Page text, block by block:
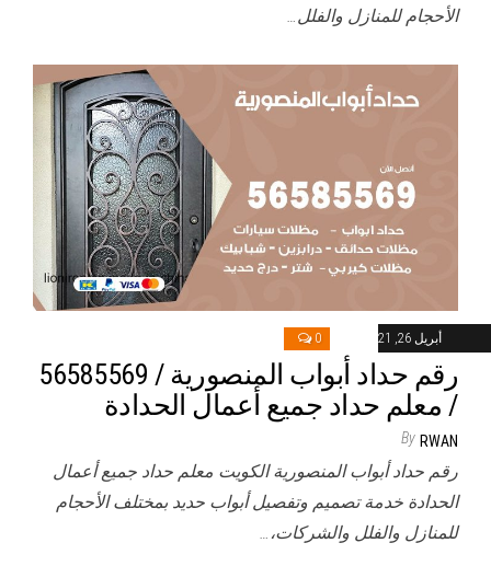
الأحجام للمنازل والفلل…
أبريل 26, 2021 0
رقم حداد أبواب المنصورية / 56585569
/ معلم حداد جميع أعمال الحدادة
By RWAN
رقم حداد أبواب المنصورية الكويت معلم حداد جميع أعمال
الحدادة خدمة تصميم وتفصيل أبواب حديد بمختلف الأحجام
للمنازل والفلل والشركات،…